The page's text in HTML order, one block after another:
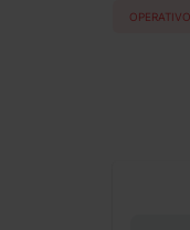
OPERATIVO